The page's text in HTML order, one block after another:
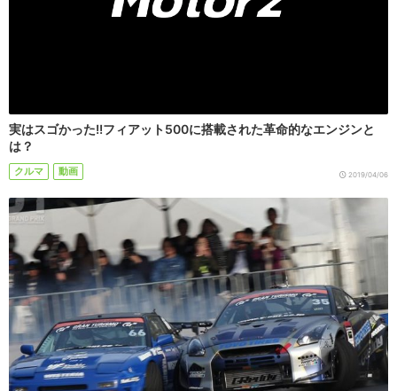
実はスゴかった!!フィアット500に搭載された革命的なエンジンと
は？
クルマ 動画 2019/04/06